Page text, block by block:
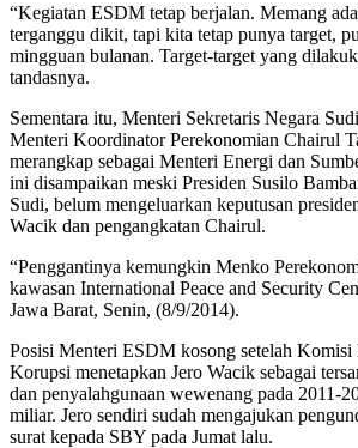
“Kegiatan ESDM tetap berjalan. Memang
terganggu dikit, tapi kita tetap punya target,
mingguan bulanan. Target-target yang
tandasnya.
Sementara itu, Menteri Sekretaris Negara
Menteri Koordinator Perekonomian Chairul
merangkap sebagai Menteri Energi dan
ini disampaikan meski Presiden Susilo
Sudi, belum mengeluarkan keputusan
Wacik dan pengangkatan Chairul.
“Penggantinya kemungkin Menko
kawasan International Peace and Security
Jawa Barat, Senin, (8/9/2014).
Posisi Menteri ESDM kosong setelah Komisi
Korupsi menetapkan Jero Wacik sebagai
dan penyalahgunaan wewenang pada 2011-
miliar. Jero sendiri sudah mengajukan
surat kepada SBY pada Jumat lalu.